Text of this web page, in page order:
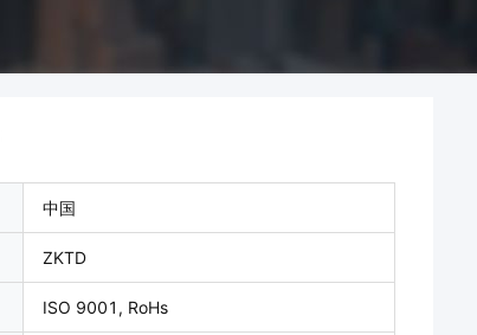
中国
ZKTD
ISO 9001, RoHs